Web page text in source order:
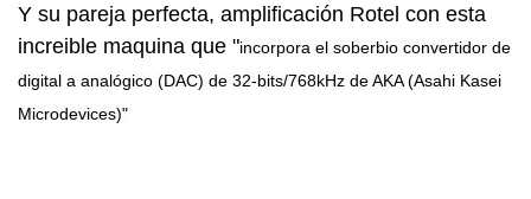
Y su pareja perfecta, amplificación Rotel con esta
increible maquina que "incorpora el soberbio convertidor de
digital a analógico (DAC) de 32-bits/768kHz de AKA (Asahi Kasei
Microdevices)"